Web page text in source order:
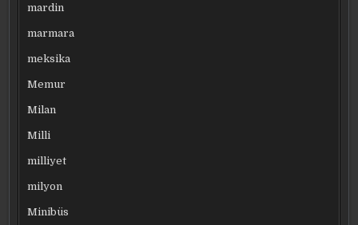
mardin
marmara
meksika
Memur
Milan
Milli
milliyet
milyon
Minibüs